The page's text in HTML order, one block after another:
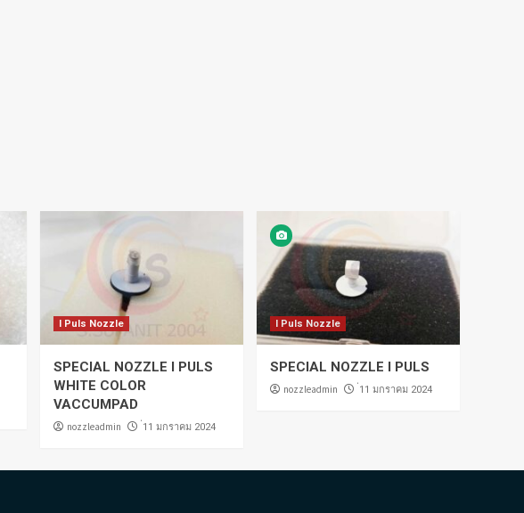
I Puls Nozzle
SPECIAL NOZZLE I PULS
WHITE COLOR
VACCUMPAD
nozzleadmin ่11 มกราคม 2024
I Puls Nozzle
SPECIAL NOZZLE I PULS
nozzleadmin ่11 มกราคม 2024